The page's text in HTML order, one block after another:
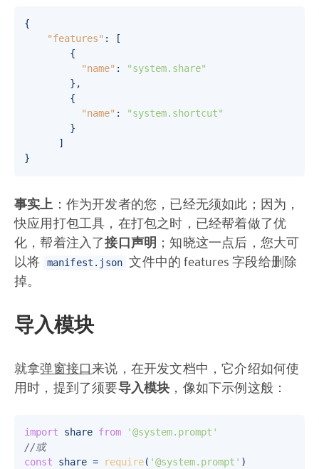
{
"features" :
[
{
"name" :
"system.share"
} ,
{
"name" :
"system.shortcut"
}
]
}
事实上 ：作为开发者的您，已经无须如此；因为，
快应用打包工具，在打包之时，已经帮着做了优
化，帮着注入了接口声明 ；知晓这一点后，您大可
以将
manifest.json 文件中的 features 字段给删除
掉。
导入模块
就拿弹窗接口来说，在开发文档中，它介绍如何使
用时，提到了须要导入模块 ，像如下示例这般：
import share from
'@system.prompt'
//或
const share = require( '@system.prompt'